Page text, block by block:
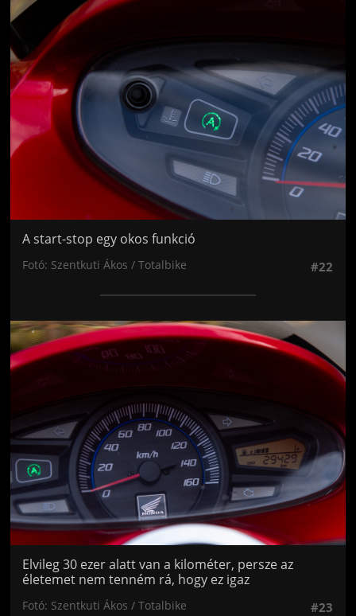
A start-stop egy okos funkció
Fotó: Szentkuti Ákos / Totalbike #22
Jön még kép!
Elvileg 30 ezer alatt van a kilométer, persze az
életemet nem tenném rá, hogy ez igaz
Fotó: Szentkuti Ákos / Totalbike #23